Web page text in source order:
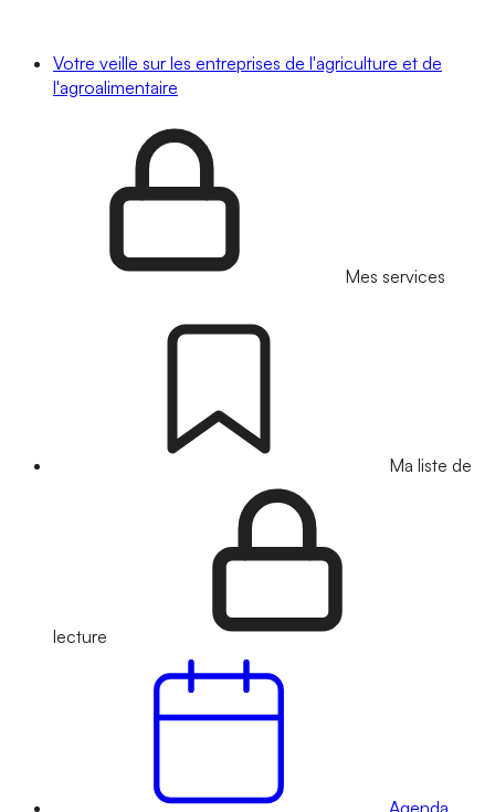
Votre veille sur les entreprises de l'agriculture et de
l'agroalimentaire
Mes services
Ma liste de
lecture
Agenda